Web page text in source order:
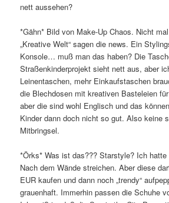
nett aussehen?
*Gähn* Bild von Make-Up Chaos. Nicht
„Kreative Welt“ sagen die news. Ein
Konsole… muß man das haben? Die
Straßenkinderprojekt sieht nett aus, aber
Leinentaschen, mehr Einkaufstaschen
die Blechdosen mit kreativen Basteleien
aber die sind wohl Englisch und das
Kinder dann doch nicht so gut. Also keine
Mitbringsel.
*Örks* Was ist das??? Starstyle? Ich
Nach dem Wände streichen. Aber diese
EUR kaufen und dann noch „trendy“
grauenhaft. Immerhin passen die Schuhe